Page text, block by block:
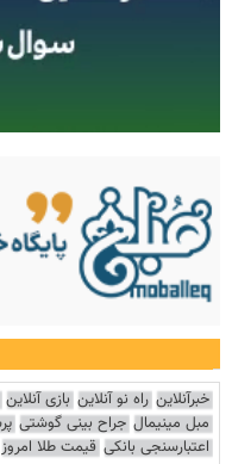
خبرآنلاین راه نو آنلاین بازی آنلاین
مبل مینیمال جراح بینی گوشتی
اعتبارسنجی بانکی قیمت طلا امروز